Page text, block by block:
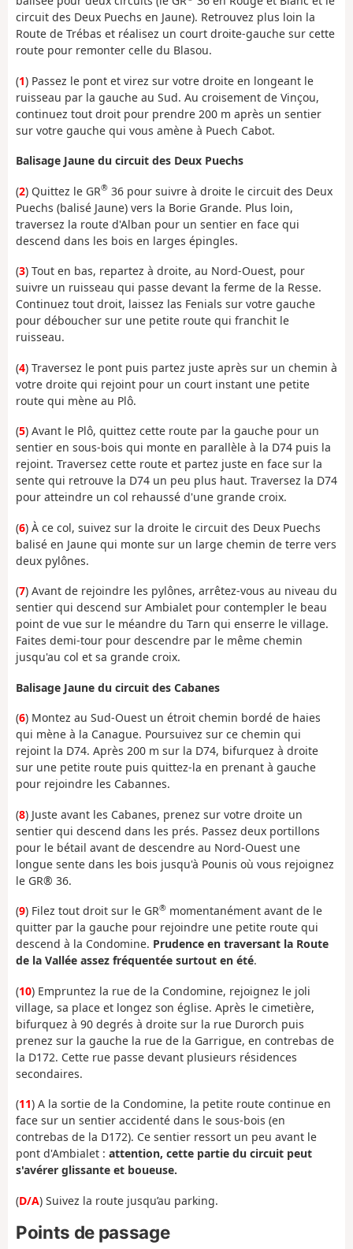
circuit des Deux Puechs en Jaune). Retrouvez plus loin la
Route de Trébas et réalisez un court droite-gauche sur cette
route pour remonter celle du Blasou.
(1) Passez le pont et virez sur votre droite en longeant le
ruisseau par la gauche au Sud. Au croisement de Vinçou,
continuez tout droit pour prendre 200 m après un sentier
sur votre gauche qui vous amène à Puech Cabot.
Balisage Jaune du circuit des Deux Puechs
(2) Quittez le GR® 36 pour suivre à droite le circuit des Deux
Puechs (balisé Jaune) vers la Borie Grande. Plus loin,
traversez la route d'Alban pour un sentier en face qui
descend dans les bois en larges épingles.
(3) Tout en bas, repartez à droite, au Nord-Ouest, pour
suivre un ruisseau qui passe devant la ferme de la Resse.
Continuez tout droit, laissez las Fenials sur votre gauche
pour déboucher sur une petite route qui franchit le
ruisseau.
(4) Traversez le pont puis partez juste après sur un chemin à
votre droite qui rejoint pour un court instant une petite
route qui mène au Plô.
(5) Avant le Plô, quittez cette route par la gauche pour un
sentier en sous-bois qui monte en parallèle à la D74 puis la
rejoint. Traversez cette route et partez juste en face sur la
sente qui retrouve la D74 un peu plus haut. Traversez la D74
pour atteindre un col rehaussé d'une grande croix.
(6) À ce col, suivez sur la droite le circuit des Deux Puechs
balisé en Jaune qui monte sur un large chemin de terre vers
deux pylônes.
(7) Avant de rejoindre les pylônes, arrêtez-vous au niveau du
sentier qui descend sur Ambialet pour contempler le beau
point de vue sur le méandre du Tarn qui enserre le village.
Faites demi-tour pour descendre par le même chemin
jusqu'au col et sa grande croix.
Balisage Jaune du circuit des Cabanes
(6) Montez au Sud-Ouest un étroit chemin bordé de haies
qui mène à la Canague. Poursuivez sur ce chemin qui
rejoint la D74. Après 200 m sur la D74, bifurquez à droite
sur une petite route puis quittez-la en prenant à gauche
pour rejoindre les Cabannes.
(8) Juste avant les Cabanes, prenez sur votre droite un
sentier qui descend dans les prés. Passez deux portillons
pour le bétail avant de descendre au Nord-Ouest une
longue sente dans les bois jusqu'à Pounis où vous rejoignez
le GR® 36.
(9) Filez tout droit sur le GR® momentanément avant de le
quitter par la gauche pour rejoindre une petite route qui
descend à la Condomine. Prudence en traversant la Route
de la Vallée assez fréquentée surtout en été.
(10) Empruntez la rue de la Condomine, rejoignez le joli
village, sa place et longez son église. Après le cimetière,
bifurquez à 90 degrés à droite sur la rue Durorch puis
prenez sur la gauche la rue de la Garrigue, en contrebas de
la D172. Cette rue passe devant plusieurs résidences
secondaires.
(11) A la sortie de la Condomine, la petite route continue en
face sur un sentier accidenté dans le sous-bois (en
contrebas de la D172). Ce sentier ressort un peu avant le
pont d'Ambialet : attention, cette partie du circuit peut
s'avérer glissante et boueuse.
(D/A) Suivez la route jusqu’au parking.
Points de passage